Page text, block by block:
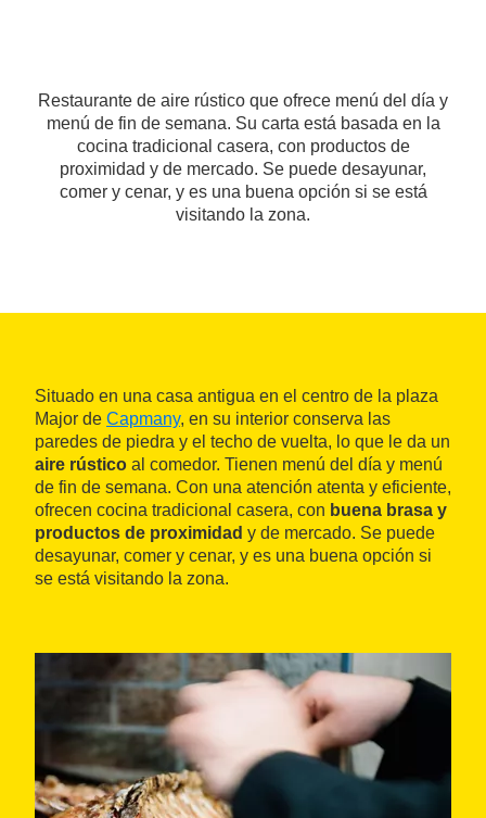
Restaurante de aire rústico que ofrece menú del día y
menú de fin de semana. Su carta está basada en la
cocina tradicional casera, con productos de
proximidad y de mercado. Se puede desayunar,
comer y cenar, y es una buena opción si se está
visitando la zona.
Situado en una casa antigua en el centro de la plaza
Major de Capmany, en su interior conserva las
paredes de piedra y el techo de vuelta, lo que le da un
aire rústico al comedor. Tienen menú del día y menú
de fin de semana. Con una atención atenta y eficiente,
ofrecen cocina tradicional casera, con buena brasa y
productos de proximidad y de mercado. Se puede
desayunar, comer y cenar, y es una buena opción si
se está visitando la zona.